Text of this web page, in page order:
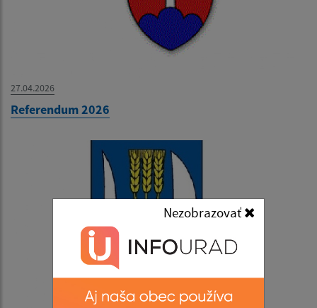
Nezobrazovať
27.04.2026
Referendum 2026